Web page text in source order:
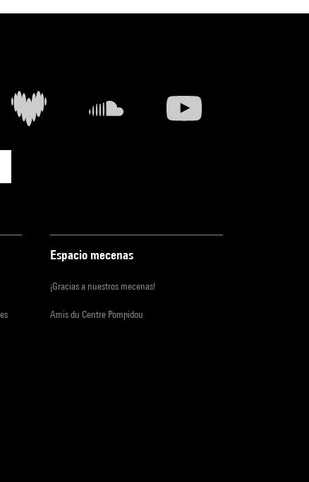
Espacio mecenas
¡Gracias a nuestros mecenas!
Amis du Centre Pompidou